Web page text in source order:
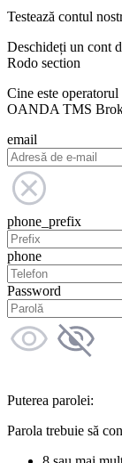
Testează contul
Deschideți un cont
Rodo section
Cine este
OANDA TMS
email
phone_prefix
phone
Password
Puterea parolei:
Parola trebuie să